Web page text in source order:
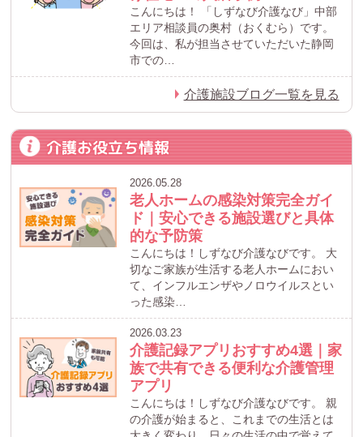
こんにちは！ 「しずなび介護なび」中部
エリア相談員の奥村（おくむら）です。
今回は、私が担当させていただいた静岡
市での…
介護施設ブログ一覧を見る
介護お役立ち情報
2026.05.28
老人ホームの感染対策完全ガイ
ド｜安心できる施設選びと具体
的な予防策
こんにちは！しずなび介護なびです。 大
切なご家族が生活する老人ホームにおい
て、インフルエンザやノロウイルスとい
った感染…
2026.03.23
介護記録アプリおすすめ4選｜家
族で共有できる便利な介護管理
アプリ
こんにちは！しずなび介護なびです。 親
の介護が始まると、これまでの生活とは